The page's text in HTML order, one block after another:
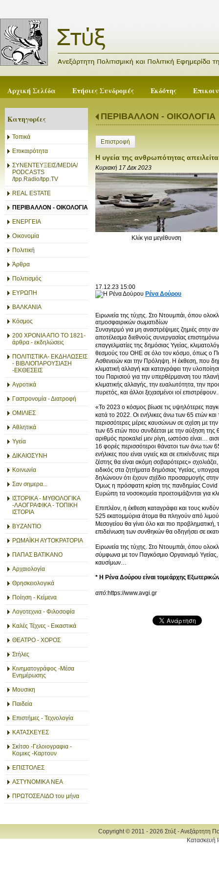
Αρχική Σελίδα Ετήσιες Συνδρομές Εκδότης
Κατηγορίες
Τοπικά
Επικαιρότητα
ΣΥΝΕΝΤΕΥΞΕΙΣ/MEDIA/
PODCASTS
/tpp.Radio/tpp.TV
REAL ESTATE
ΠΕΡΙΒΑΛΛΟΝ - ΟΙΚΟΛΟΓΙΑ
ΕΝΕΡΓΕΙΑ
Οικονομία
Πολιτική
Άρθρα
Πολιτισμός
ΕΥΡΩΠΗ
ΒΑΛΚΑΝΙΑ
Κόσμος
200 ΧΡΟΝΙΑ ΑΠΟ ΤΟ 1821-
άρθρα - εκδηλώσεις
ΠΟΛΙΤΙΣΤΙΚΑ- ΕΚΔΗΛΩΣΕΙΣ
- ΒΙΒΛΙΟΠΑΡΟΥΣΙΑΣΗ
-ΕΚΘΕΣΕΙΣ
Αγροτικά
Γαστρονομία - Διατροφή
ΟΜΙΛΙΕΣ
Αθλητικά
Υγεία
ΔΙΚΑΙΟΣΥΝΗ
Κοινωνία
Σαν σημερα...
ΙΣΤΟΡΙΚΑ - ΜΥΘΟΛΟΓΙΚΑ
-ΛΑΟΓΡΑΦΙΚΑ - ΤΟΠΙΚΗ
ΙΣΤΟΡΙΑ
ΒΥΖΑΝΤΙΟ
ΡΩΜΑΪΚΗ ΑΥΤΟΚΡΑΤΟΡΙΑ
ΠΑΠΑΣ ΒΑΤΙΚΑΝΟ
Αρχαιολογία
Θρησκειολογικά
Ποίηση - Κείμενα
Λογοτεχνια - Φιλοσοφία
Καλές Τέχνες - Εικαστικά
ΘΕΑΤΡΟ - ΧΟΡΟΣ
Στήλες
Κινηματογράφος -Μέσα
Ενημέρωσης
Μουσικη
Παιδεία
Επιστήμες - Τεχνολογία
ΚΑΤΑΣΚΕΥΕΣ
Σκίτσο -Γελοιογραφια -
Κομικς -Καρτουν
ΕΠΙΣΤΟΛΕΣ
ΑΣΤΥΝΟΜΙΚΑ ΝΕΑ
ΠΡΩΤΟΣΕΛΙΔΟ του μήνα
ΠΕΡΙΒΑΛΛΟΝ - ΟΙΚΟΛΟΓΙΑ
Επιστροφή
Η υγεία της ανθρωπότητας
Κυριακή 17 Δεκ 2023
Κλίκ για μεγέθυνση
17.12.23 15:00
Ρένα Δούρου
Ειρωνεία της τύχης. Στο Ντουμπάι, όπου
ατμοσφαιρικών σωματιδίων
Συναγερμό για μη αναστρέψιμες ζημιές στην
αποτέλεσμα διεθνούς συνεργασίας
επαγγελματίες της δημόσιας Υγείας,
θεσμούς του ΟΗΕ σε όλο τον κόσμο, όπως ο
Ασθενειών και την Πρόληψη. Η έκθεση, που
κλιματική αλλαγή και καταγράφει την
του Παρισιού για την υπερθέρμανση του
κλιματικής αλλαγής, την ευαλωτότητα, την
πυρετός, και άλλοι ξεχασμένοι ιοί
«Το 2023 ο κόσμος βίωσε τις υψηλότερες
κατά το 2022. Οι ενήλικες άνω των 65 ετών
περισσότερες μέρες καυσώνων σε σχέση με
των 65 ετών που συνδέεται με την αύξηση
αριθμός προκαλεί μεν ρίγη, ωστόσο είναι…
16 φορές περισσότεροι θάνατοι των άνω των
ενήλικες που είναι υγιείς και σε επικίνδυνες
ζέστης θα είναι ακόμη σοβαρότερες»
ειδικός στα ζητήματα δημόσιας Υγείας,
δηλώνουν ότι έχουν σχέδιο προσαρμογής
Όμως η πρόσφατη κρίση της πανδημίας Covid
Ευρώπη τα νοσοκομεία προετοιμάζονται για
Επιπλέον, η έκθεση καταγράφει και τους
525 εκατομμύρια άτομα θα πληγούν από
Μεσογείου θα γίνει όλο και πιο
επιδείνωση των συνθηκών θα οδηγήσει σε
Ειρωνεία της τύχης. Στο Ντουμπάι, όπου
σύμφωνα με τον Παγκόσμιο Οργανισμό
καυσίμων…
* Η Ρένα Δούρου είναι τομεάρχης
από:https://www.avgi.gr
Copyright © 2011 - 2026 Στύξ - Ανεξάρτητη
Κατασκευή